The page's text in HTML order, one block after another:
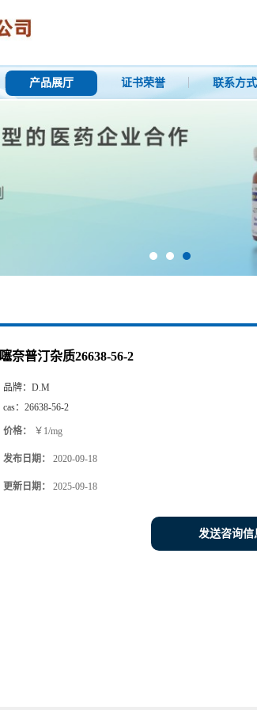
产品展厅 证书荣誉 联系方式
噻奈普汀杂质26638-56-2
品牌： D.M
cas： 26638-56-2
价格： ￥1/mg
发布日期： 2020-09-18
更新日期： 2025-09-18
发送咨询信